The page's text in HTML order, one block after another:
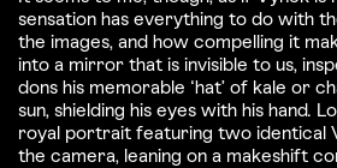
sensation has everything to do with
the images, and how compelling it
into a mirror that is invisible to us,
dons his memorable ‘hat’ of kale or
sun, shielding his eyes with his hand.
royal portrait featuring two identical
the camera, leaning on a makeshift